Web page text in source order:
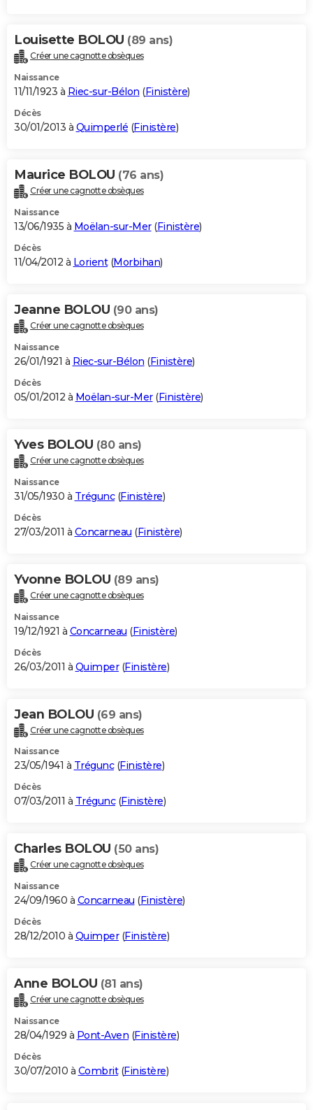
Louisette BOLOU (89 ans)
Créer une cagnotte obsèques
Naissance
11/11/1923 à Riec-sur-Bélon (Finistère)
Décès
30/01/2013 à Quimperlé (Finistère)
Maurice BOLOU (76 ans)
Créer une cagnotte obsèques
Naissance
13/06/1935 à Moëlan-sur-Mer(Finistère)
Décès
11/04/2012 à Lorient(Morbihan)
Jeanne BOLOU (90 ans)
Créer une cagnotte obsèques
Naissance
26/01/1921 à Riec-sur-Bélon (Finistère)
Décès
05/01/2012 à Moëlan-sur-Mer(Finistère)
Yves BOLOU (80 ans)
Créer une cagnotte obsèques
Naissance
31/05/1930 à Trégunc(Finistère)
Décès
27/03/2011 à Concarneau (Finistère)
Yvonne BOLOU (89 ans)
Créer une cagnotte obsèques
Naissance
19/12/1921 à Concarneau (Finistère)
Décès
26/03/2011 à Quimper(Finistère)
Jean BOLOU (69 ans)
Créer une cagnotte obsèques
Naissance
23/05/1941 à Trégunc(Finistère)
Décès
07/03/2011 à Trégunc(Finistère)
Charles BOLOU (50 ans)
Créer une cagnotte obsèques
Naissance
24/09/1960 à Concarneau (Finistère)
Décès
28/12/2010 à Quimper(Finistère)
Anne BOLOU (81 ans)
Créer une cagnotte obsèques
Naissance
28/04/1929 à Pont-Aven (Finistère)
Décès
30/07/2010 à Combrit(Finistère)